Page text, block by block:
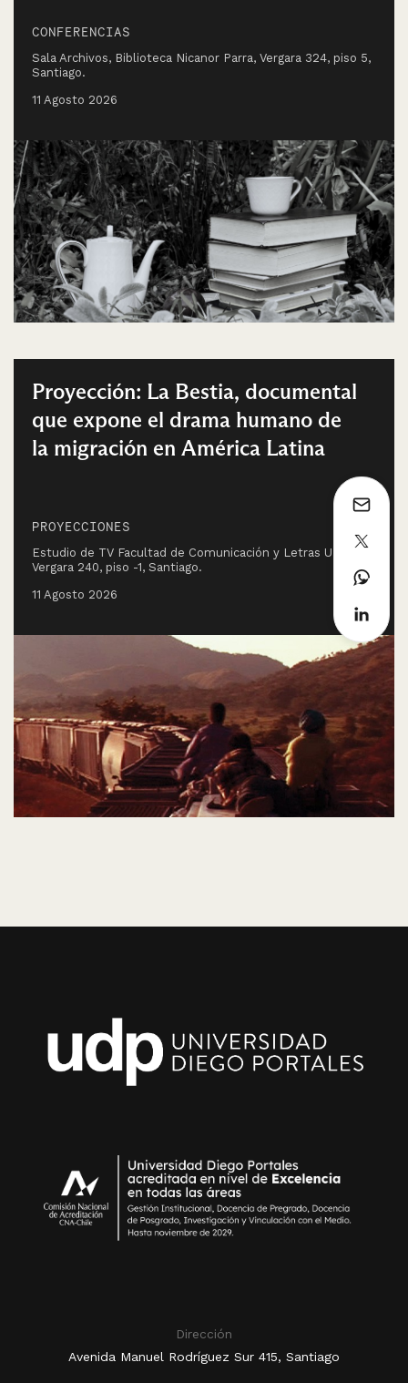
CONFERENCIAS
Sala Archivos, Biblioteca Nicanor Parra, Vergara 324, piso 5,
Santiago.
11 Agosto 2026
Proyección: La Bestia, documental
que expone el drama humano de
la migración en América Latina
PROYECCIONES
Estudio de TV Facultad de Comunicación y Letras UDP,
Vergara 240, piso -1, Santiago.
11 Agosto 2026
Dirección
Avenida Manuel Rodríguez Sur 415, Santiago